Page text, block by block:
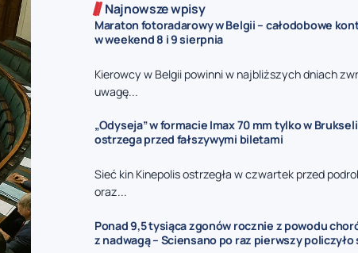
Najnowsze wpisy
Maraton fotoradarowy w Belgii – całodobowe
w weekend 8 i 9 sierpnia
Kierowcy w Belgii powinni w najbliższych dniach
uwagę...
„Odyseja” w formacie Imax 70 mm tylko w
ostrzega przed fałszywymi biletami
Sieć kin Kinepolis ostrzegła w czwartek przed
oraz...
Ponad 9,5 tysiąca zgonów rocznie z powodu
z nadwagą – Sciensano po raz pierwszy policzyło